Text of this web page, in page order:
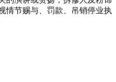
情节赐与、罚款、吊销停业执